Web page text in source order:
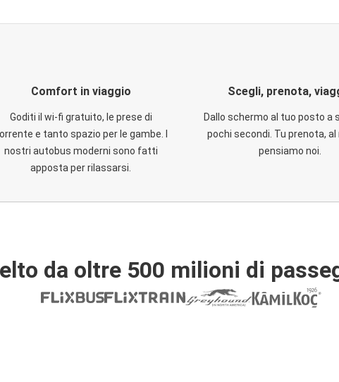
Comfort in viaggio
Goditi il wi-fi gratuito, le prese di
e tanto spazio per le gambe. I
nostri autobus moderni sono fatti
apposta per rilassarsi.
Scegli, prenota,
Dallo schermo al tuo posto a
pochi secondi. Tu prenota,
pensiamo noi.
da oltre 500 milioni di